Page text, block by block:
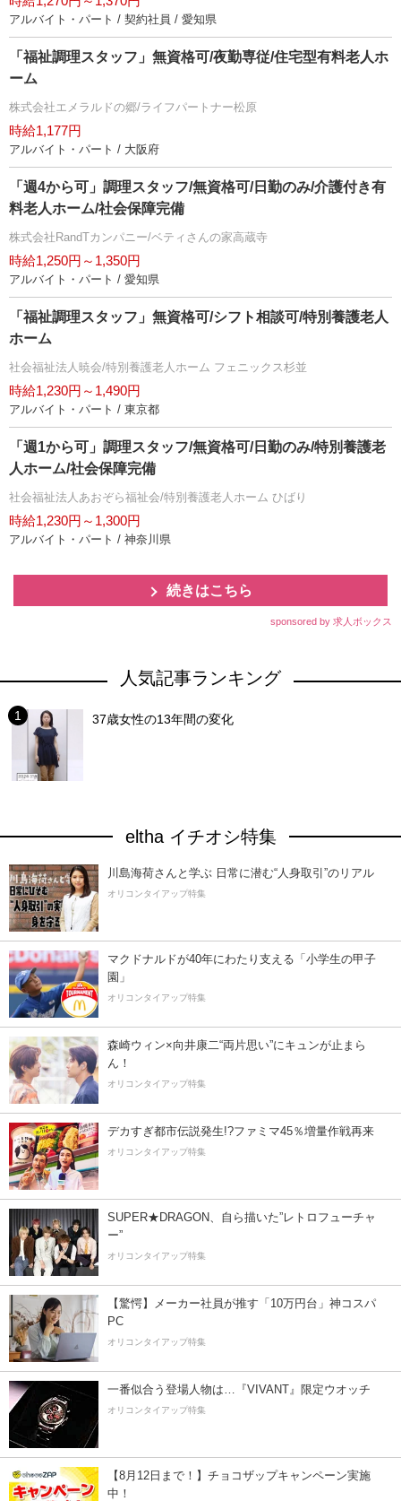
アルバイト・パート / 契約社員 / 愛知県
「福祉調理スタッフ」無資格可/夜勤専従/住宅型有料老人ホ
ーム
株式会社エメラルドの郷/ライフパートナー松原
時給1,177円
アルバイト・パート / 大阪府
「週4から可」調理スタッフ/無資格可/日勤のみ/介護付き有
料老人ホーム/社会保障完備
株式会社RandTカンパニー/ベティさんの家高蔵寺
時給1,250円～1,350円
アルバイト・パート / 愛知県
「福祉調理スタッフ」無資格可/シフト相談可/特別養護老人
ホーム
社会福祉法人暁会/特別養護老人ホーム フェニックス杉並
時給1,230円～1,490円
アルバイト・パート / 東京都
「週1から可」調理スタッフ/無資格可/日勤のみ/特別養護老
人ホーム/社会保障完備
社会福祉法人あおぞら福祉会/特別養護老人ホーム ひばり
時給1,230円～1,300円
アルバイト・パート / 神奈川県
続きはこちら
sponsored by 求人ボックス
人気記事ランキング
37歳女性の13年間の変化
eltha イチオシ特集
川島海荷さんと学ぶ 日常に潜む“人身取引”のリアル
オリコンタイアップ特集
マクドナルドが40年にわたり支える「小学生の甲子
園」
オリコンタイアップ特集
森崎ウィン×向井康二“両片思い”にキュンが止まら
ん！
オリコンタイアップ特集
デカすぎ都市伝説発生!?ファミマ45％増量作戦再来
オリコンタイアップ特集
SUPER★DRAGON、自ら描いた”レトロフューチャ
ー”
オリコンタイアップ特集
【驚愕】メーカー社員が推す「10万円台」神コスパ
PC
オリコンタイアップ特集
一番似合う登場人物は…『VIVANT』限定ウオッチ
オリコンタイアップ特集
【8月12日まで！】チョコザップキャンペーン実施
中！